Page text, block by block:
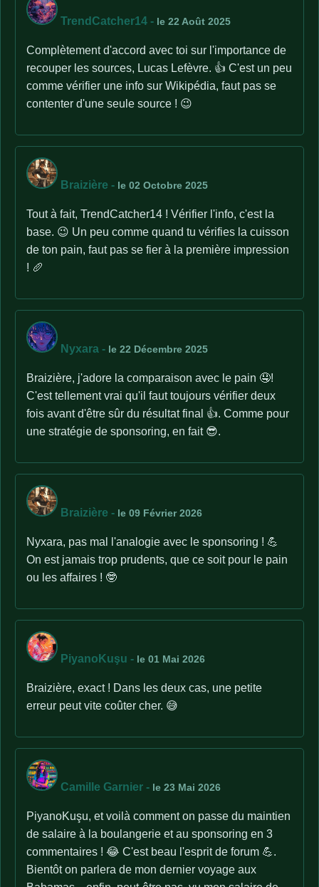
TrendCatcher14 - le 22 Août 2025
Complètement d'accord avec toi sur l'importance de
recouper les sources, Lucas Lefèvre. 👍 C'est un peu
comme vérifier une info sur Wikipédia, faut pas se
contenter d'une seule source ! 😉
Braizière - le 02 Octobre 2025
Tout à fait, TrendCatcher14 ! Vérifier l'info, c'est la
base. 😉 Un peu comme quand tu vérifies la cuisson
de ton pain, faut pas se fier à la première impression
! 🥖
Nyxara - le 22 Décembre 2025
Braizière, j'adore la comparaison avec le pain 🤤!
C'est tellement vrai qu'il faut toujours vérifier deux
fois avant d'être sûr du résultat final 👍. Comme pour
une stratégie de sponsoring, en fait 😎.
Braizière - le 09 Février 2026
Nyxara, pas mal l'analogie avec le sponsoring ! 💪
On est jamais trop prudents, que ce soit pour le pain
ou les affaires ! 🤓
PiyanoKuşu - le 01 Mai 2026
Braizière, exact ! Dans les deux cas, une petite
erreur peut vite coûter cher. 😅
Camille Garnier - le 23 Mai 2026
PiyanoKuşu, et voilà comment on passe du maintien
de salaire à la boulangerie et au sponsoring en 3
commentaires ! 😂 C'est beau l'esprit de forum 💪.
Bientôt on parlera de mon dernier voyage aux